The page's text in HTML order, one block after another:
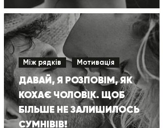
Між рядків Мотивація
ДАВАЙ, Я РОЗПОВІМ, ЯК
КОХАЄ ЧОЛОВІК. ЩОБ
БІЛЬШЕ НЕ ЗАЛИШИЛОСЬ
СУМНІВІВ!